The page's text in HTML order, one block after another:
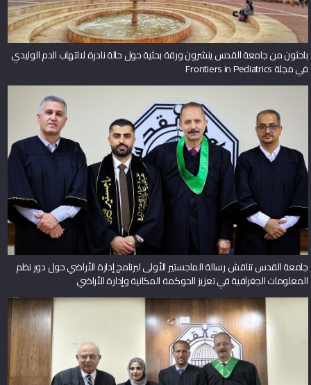
باحثون من جامعة القدس ينشرون ورقة بحثية حول حالة نادرة لالتهاب الدم الوليدي
في مجلة Frontiers in Pediatrics
جامعة القدس تناقش رسالة الماجستير الأولى لبرنامج إدارة الأراضي حول دور نظم
المعلومات الجغرافية في تعزيز الحوكمة المكانية وإدارة الأراضي